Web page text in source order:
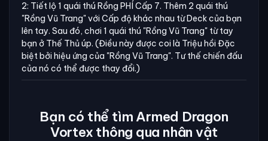
2: Tiết lộ 1 quái thú Rồng PHÍ Cấp 7. Thêm 2 quái thú
"Rồng Vũ Trang" với Cấp độ khác nhau từ Deck của bạn
lên tay. Sau đó, chơi 1 quái thú "Rồng Vũ Trang" từ tay
bạn ở Thế Thủ úp. (Điều này được coi là Triệu hồi Đặc
biệt bởi hiệu ứng của "Rồng Vũ Trang". Tư thế chiến đấu
của nó có thể được thay đổi.)
Bạn có thể tìm Armed Dragon
Vortex thông qua nhân vật